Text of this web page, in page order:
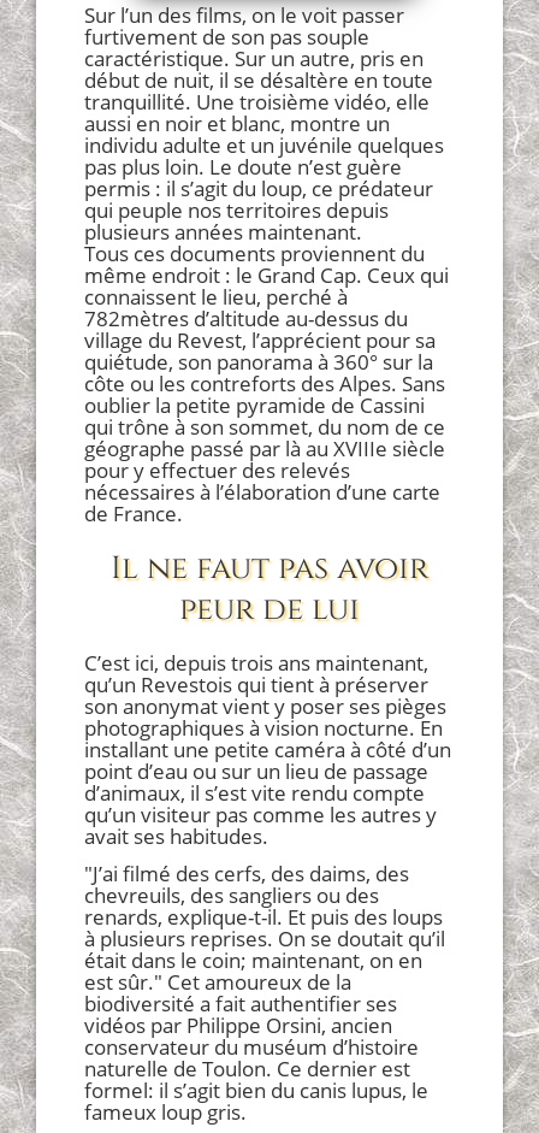
Sur l’un des films, on le voit passer
furtivement de son pas souple
caractéristique. Sur un autre, pris en
début de nuit, il se désaltère en toute
tranquillité. Une troisième vidéo, elle
aussi en noir et blanc, montre un
individu adulte et un juvénile quelques
pas plus loin. Le doute n’est guère
permis : il s’agit du loup, ce prédateur
qui peuple nos territoires depuis
plusieurs années maintenant.
Tous ces documents proviennent du
même endroit : le Grand Cap. Ceux qui
connaissent le lieu, perché à
782mètres d’altitude au-dessus du
village du Revest, l’apprécient pour sa
quiétude, son panorama à 360° sur la
côte ou les contreforts des Alpes. Sans
oublier la petite pyramide de Cassini
qui trône à son sommet, du nom de ce
géographe passé par là au XVIIIe siècle
pour y effectuer des relevés
nécessaires à l’élaboration d’une carte
de France.
Il ne faut pas avoir
peur de lui
C’est ici, depuis trois ans maintenant,
qu’un Revestois qui tient à préserver
son anonymat vient y poser ses pièges
photographiques à vision nocturne. En
installant une petite caméra à côté d’un
point d’eau ou sur un lieu de passage
d’animaux, il s’est vite rendu compte
qu’un visiteur pas comme les autres y
avait ses habitudes.
"J’ai filmé des cerfs, des daims, des
chevreuils, des sangliers ou des
renards, explique-t-il. Et puis des loups
à plusieurs reprises. On se doutait qu’il
était dans le coin; maintenant, on en
est sûr." Cet amoureux de la
biodiversité a fait authentifier ses
vidéos par Philippe Orsini, ancien
conservateur du muséum d’histoire
naturelle de Toulon. Ce dernier est
formel: il s’agit bien du canis lupus, le
fameux loup gris.